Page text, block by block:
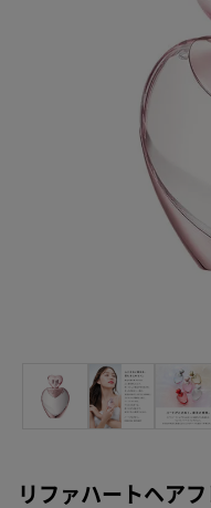
リファハートヘア